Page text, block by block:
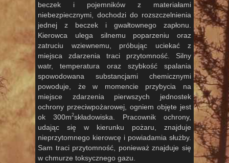
beczek i pojemników z materiałami
niebezpiecznymi, dochodzi do rozszczelnienia
jednej z beczek i gwałtownego zapłonu.
Kierowca ulega silnemu poparzeniu oraz
zatruciu wziewnemu, próbując uciekać z
miejsca zdarzenia traci przytomność. Silny
watr, temperatura oraz szybkość spalania
spowodowana substancjami chemicznymi
powoduje, że w momencie przybycia na
miejsce zdarzenia pierwszych jednostek
ochrony przeciwpożarowej, ogniem objęte jest
ok 300m2składowiska. Pracownik ochrony,
udając się w kierunku pożaru, znajduje
nieprzytomnego kierowcę i powiadamia służby.
Sam traci przytomność, ponieważ znajduje się
w chmurze toksycznego gazu.